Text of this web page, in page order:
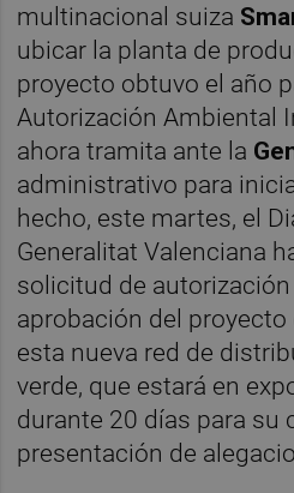
multinacional suiza
ubicar la planta de
proyecto obtuvo el año
Autorización Ambiental
ahora tramita ante la
administrativo para
hecho, este martes, el
Generalitat Valenciana
solicitud de
aprobación del proyecto
esta nueva red de
verde, que estará en
durante 20 días para su
presentación de